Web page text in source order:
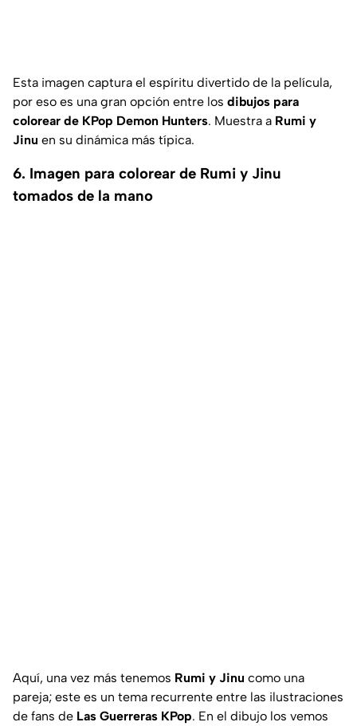
Esta imagen captura el espíritu divertido de la película,
por eso es una gran opción entre los dibujos para
colorear de KPop Demon Hunters. Muestra a Rumi y
Jinu en su dinámica más típica.
6. Imagen para colorear de Rumi y Jinu
tomados de la mano
Aquí, una vez más tenemos Rumi y Jinu como una
pareja; este es un tema recurrente entre las ilustraciones
de fans de Las Guerreras KPop. En el dibujo los vemos